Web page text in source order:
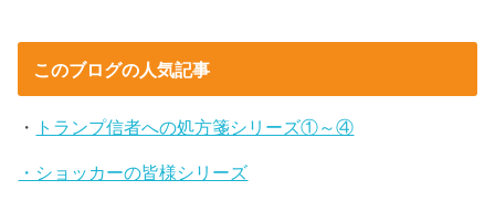
このブログの人気記事
・ トランプ信者への処方箋シリーズ①～④
・ショッカーの皆様シリーズ